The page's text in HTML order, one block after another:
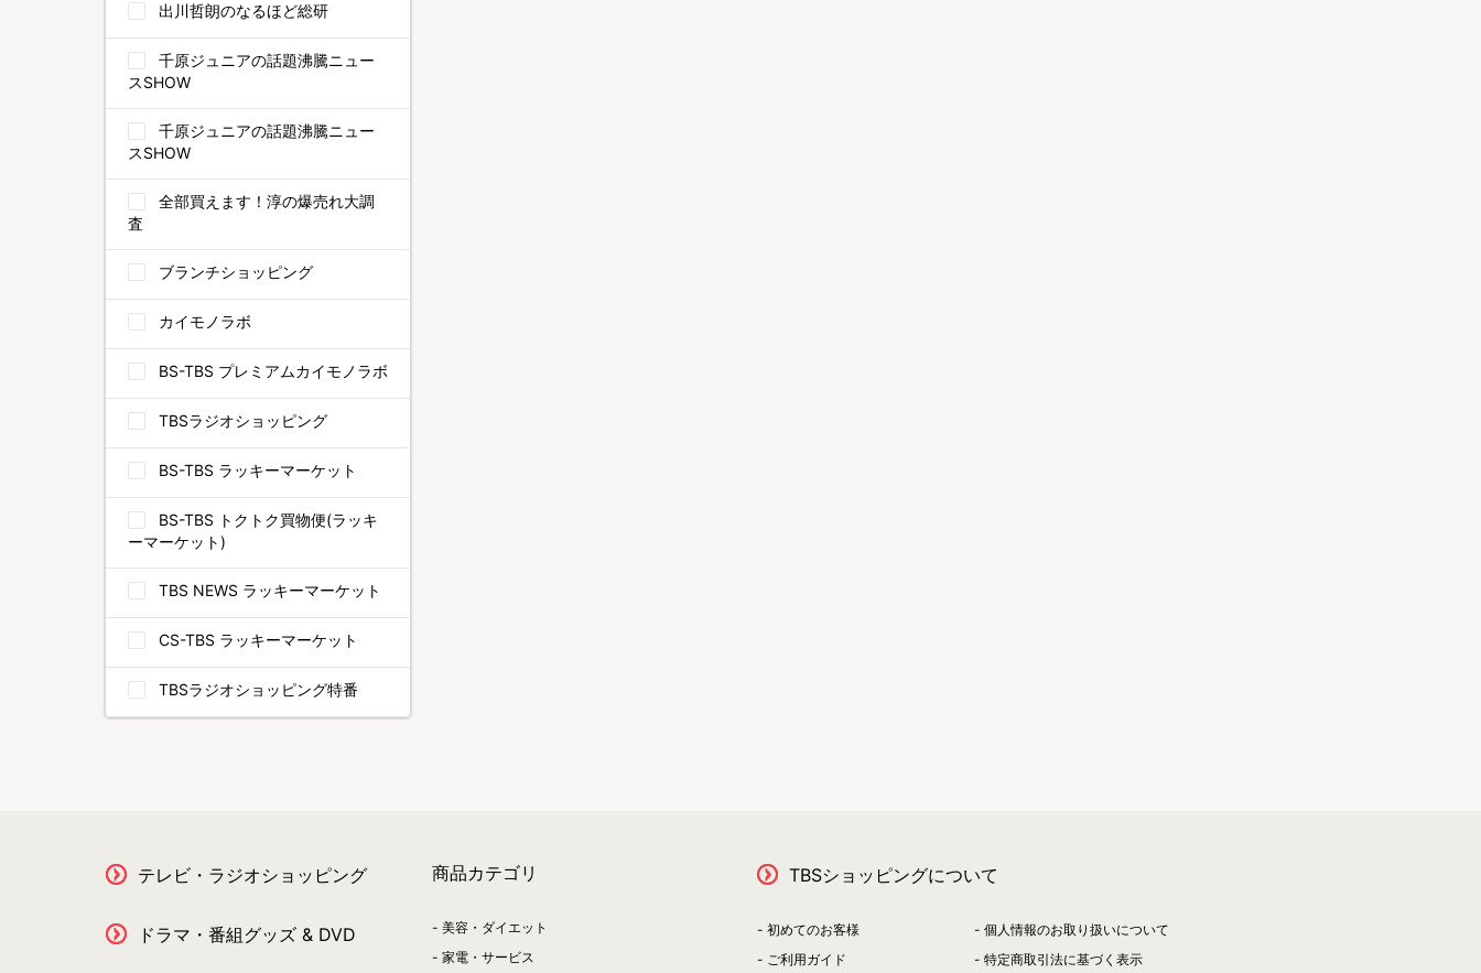
出川哲朗のなるほど総研
千原ジュニアの話題沸騰ニュー
スSHOW
千原ジュニアの話題沸騰ニュー
スSHOW
全部買えます！淳の爆売れ大調
査
ブランチショッピング
カイモノラボ
BS-TBS プレミアムカイモノラボ
TBSラジオショッピング
BS-TBS ラッキーマーケット
BS-TBS トクトク買物便(ラッキ
ーマーケット)
TBS NEWS ラッキーマーケット
CS-TBS ラッキーマーケット
TBSラジオショッピング特番
テレビ・ラジオショッピング
ドラマ・番組グッズ & DVD
商品カテゴリ
美容・ダイエット
家電・サービス
TBSショッピングについて
初めてのお客様
ご利用ガイド
個人情報のお取り扱いについて
特定商取引法に基づく表示